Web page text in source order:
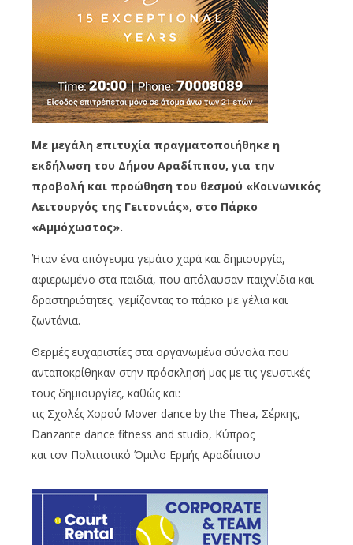
Με μεγάλη επιτυχία πραγματοποιήθηκε η
εκδήλωση του Δήμου Αραδίππου, για την
προβολή και προώθηση του θεσμού «Κοινωνικός
Λειτουργός της Γειτονιάς», στο Πάρκο
«Αμμόχωστος».
Ήταν ένα απόγευμα γεμάτο χαρά και δημιουργία,
αφιερωμένο στα παιδιά, που απόλαυσαν παιχνίδια και
δραστηριότητες, γεμίζοντας το πάρκο με γέλια και
ζωντάνια.
Θερμές ευχαριστίες στα οργανωμένα σύνολα που
ανταποκρίθηκαν στην πρόσκλησή μας με τις γευστικές
τους δημιουργίες, καθώς και:
τις Σχολές Χορού Mover dance by the Thea, Σέρκης,
Danzante dance fitness and studio, Κύπρος
και τον Πολιτιστικό Όμιλο Ερμής Αραδίππου